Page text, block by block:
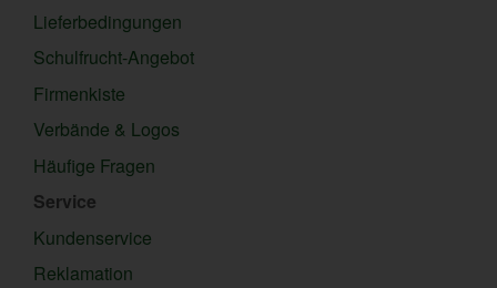
Lieferbedingungen
Schulfrucht-Angebot
Firmenkiste
Verbände & Logos
Häufige Fragen
Service
Kundenservice
Reklamation